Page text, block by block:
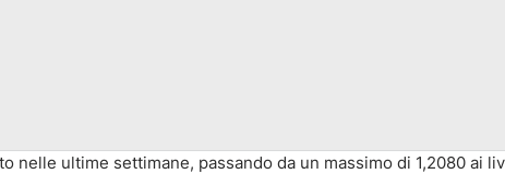
nelle ultime settimane, passando da un massimo di 1,2080 ai